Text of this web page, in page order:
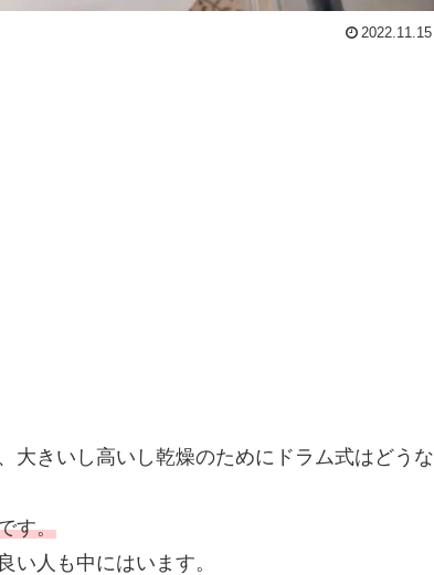
2022.11.15
大きいし高いし乾燥のためにドラム式はどうな
す。
い人も中にはいます。